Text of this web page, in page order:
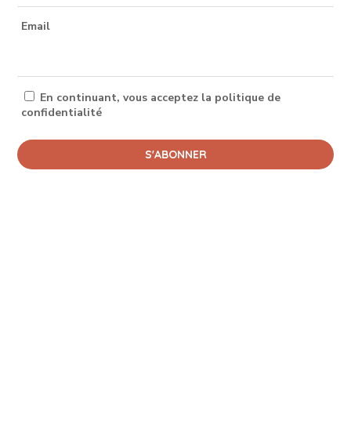
Email
En continuant, vous acceptez la politique de
confidentialité